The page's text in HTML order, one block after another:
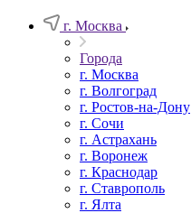
г. Москва
Города
г. Москва
г. Волгоград
г. Ростов-на-Дону
г. Сочи
г. Астрахань
г. Воронеж
г. Краснодар
г. Ставрополь
г. Ялта